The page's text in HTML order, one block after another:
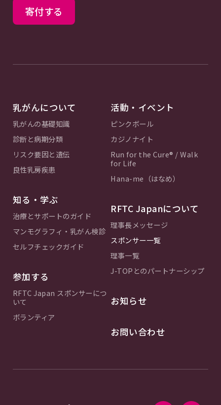
寄付する
乳がんについて
乳がんの基礎知識
診断と病期分類
リスク要因と遺伝
良性乳房疾患
知る・学ぶ
治療とサポートのガイド
マンモグラフィ・乳がん検診
セルフチェックガイド
参加する
RFTC Japan スポンサーにつ
いて
ボランティア
活動・イベント
ピンクボール
カジノナイト
Run for the Cure® / Walk
for Life
Hana-me（はなめ）
RFTC Japanについて
理事長メッセージ
スポンサー一覧
理事一覧
J-TOPとのパートナーシップ
お知らせ
お問い合わせ